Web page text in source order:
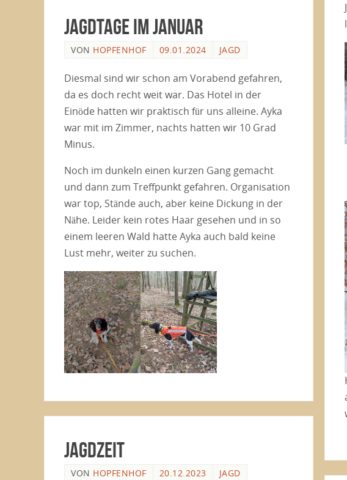
Jagdtage im Januar
VON HOPFENHOF 09.01.2024 JAGD
Diesmal sind wir schon am Vorabend gefahren,
da es doch recht weit war. Das Hotel in der
Einöde hatten wir praktisch für uns alleine. Ayka
war mit im Zimmer, nachts hatten wir 10 Grad
Minus.
Noch im dunkeln einen kurzen Gang gemacht
und dann zum Treffpunkt gefahren. Organisation
war top, Stände auch, aber keine Dickung in der
Nähe. Leider kein rotes Haar gesehen und in so
einem leeren Wald hatte Ayka auch bald keine
Lust mehr, weiter zu suchen.
Jagdzeit
VON HOPFENHOF 20.12.2023 JAGD